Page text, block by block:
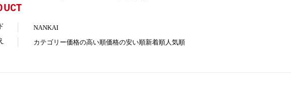
NANKAI
カテゴリー価格の高い順価格の安い順新着順人気順